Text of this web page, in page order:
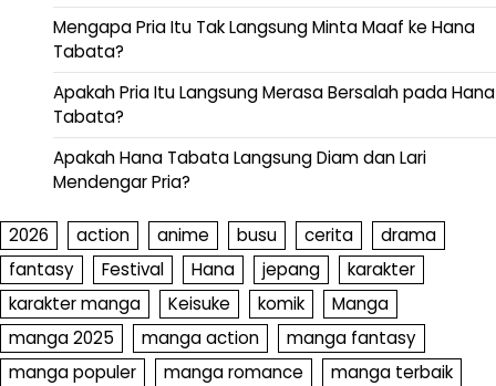
Mengapa Pria Itu Tak Langsung Minta Maaf ke Hana
Tabata?
Apakah Pria Itu Langsung Merasa Bersalah pada Hana
Tabata?
Apakah Hana Tabata Langsung Diam dan Lari
Mendengar Pria?
2026 action anime busu cerita
drama
fantasy
Festival Hana jepang
karakter
karakter manga
Keisuke komik
Manga
manga 2025
manga action
manga fantasy
manga populer
manga romance
manga terbaik